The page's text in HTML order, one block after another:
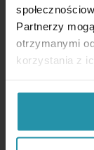
Partnerzy
otrzymanymi
korzystania z
pólusok